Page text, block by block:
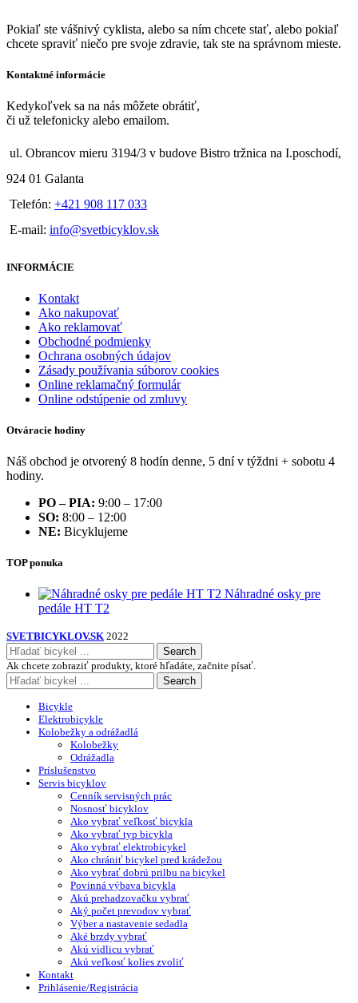
Pokiaľ ste vášnivý cyklista, alebo sa ním chcete stať, alebo pokiaľ
chcete spraviť niečo pre svoje zdravie, tak ste na správnom mieste.
Kontaktné informácie
Kedykoľvek sa na nás môžete obrátiť,
či už telefonicky alebo emailom.
ul. Obrancov mieru 3194/3 v budove Bistro tržnica na I.poschodí,
924 01 Galanta
Telefón: +421 908 117 033
E-mail: info@svetbicyklov.sk
INFORMÁCIE
Kontakt
Ako nakupovať
Ako reklamovať
Obchodné podmienky
Ochrana osobných údajov
Zásady používania súborov cookies
Online reklamačný formulár
Online odstúpenie od zmluvy
Otváracie hodiny
Náš obchod je otvorený 8 hodín denne, 5 dní v týždni + sobotu 4
hodiny.
PO – PIA: 9:00 – 17:00
SO: 8:00 – 12:00
NE: Bicyklujeme
TOP ponuka
Náhradné osky pre
pedále HT T2
SVETBICYKLOV.SK 2022
Search
Ak chcete zobraziť produkty, ktoré hľadáte, začnite písať.
Search
Bicykle
Elektrobicykle
Kolobežky a odrážadlá
Kolobežky
Odrážadla
Príslušenstvo
Servis bicyklov
Cenník servisných prác
Nosnosť bicyklov
Ako vybrať veľkosť bicykla
Ako vybrať typ bicykla
Ako vybrať elektrobicykel
Ako chrániť bicykel pred krádežou
Ako vybrať dobrú prilbu na bicykel
Povinná výbava bicykla
Akú prehadzovačku vybrať
Aký počet prevodov vybrať
Výber a nastavenie sedadla
Aké brzdy vybrať
Akú vidlicu vybrať
Akú veľkosť kolies zvoliť
Kontakt
Prihlásenie/Registrácia